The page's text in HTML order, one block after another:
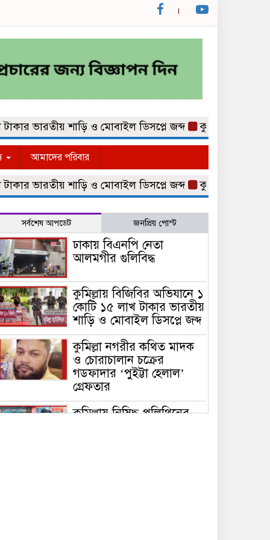
শাড়ি ও মোবাইল ডিসপ্লে জব্দ কুমিল্লা নগরীর কথিত
আমাদের পরিবার
শাড়ি ও মোবাইল ডিসপ্লে জব্দ কুমিল্লা নগরীর কথিত
সর্বশেষ আপডেট জনপ্রিয় পোস্ট
ঢাকায় বিএনপি নেতা
আলমগীর গুলিবিদ্ধ
কুমিল্লায় বিজিবির অভিযানে ১
কোটি ১৫ লাখ টাকার ভারতীয়
শাড়ি ও মোবাইল ডিসপ্লে জব্দ
কুমিল্লা নগরীর কথিত মাদক
ও চোরাচালান চক্রের
গডফাদার ‘পুইট্টা হেলাল’
গ্রেফতার
কুমিল্লায় নিষিদ্ধ পলিথিনের